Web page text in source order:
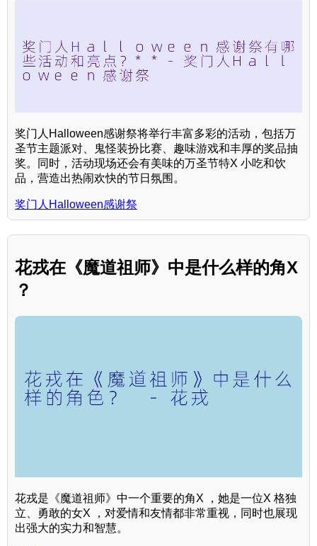
奖门人Halloween感谢祭将举行丰富多彩的活动，包括万
圣节主题派对、鬼怪装扮比赛、趣味游戏和丰厚的奖品抽
奖。同时，活动现场还会有美味的万圣节特X 小吃和饮
品，营造出热闹欢快的节日氛围。
奖门人Halloween感谢祭
花戎在《魔道祖师》中是什么样的角X
？
花戎是《魔道祖师》中一个重要的角X ，她是一位X 格独
立、勇敢的女X ，对爱情和友情都非常重视，同时也展现
出强大的实力和智慧。